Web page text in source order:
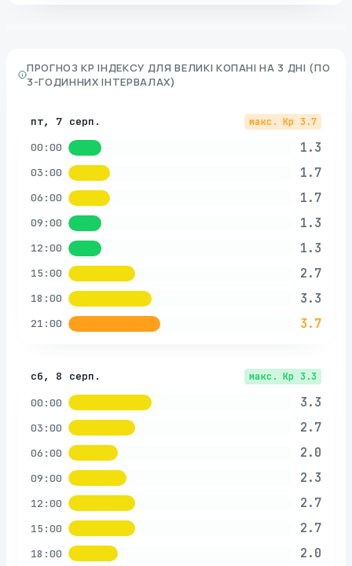
ПРОГНОЗ KP ІНДЕКСУ ДЛЯ ВЕЛИКІ КОПАНІ НА 3 ДНІ (ПО
3-ГОДИННИХ ІНТЕРВАЛАХ)
пт, 7 серп. макс. Kp 3.7
00:00 1.3
03:00 1.7
06:00 1.7
09:00 1.3
12:00 1.3
15:00 2.7
18:00 3.3
21:00 3.7
сб, 8 серп. макс. Kp 3.3
00:00 3.3
03:00 2.7
06:00 2.0
09:00 2.3
12:00 2.7
15:00 2.7
18:00 2.0